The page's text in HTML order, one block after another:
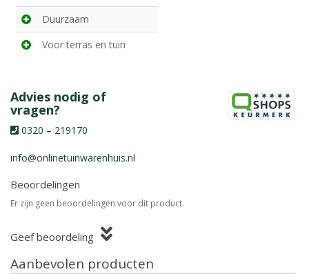
Duurzaam
Voor terras en tuin
Advies nodig of
vragen?
0320 – 219170
info@onlinetuinwarenhuis.nl
Beoordelingen
Er zijn geen beoordelingen voor dit product.
Geef beoordeling
Aanbevolen producten